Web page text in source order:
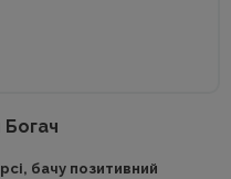
Богач
бачу позитивний